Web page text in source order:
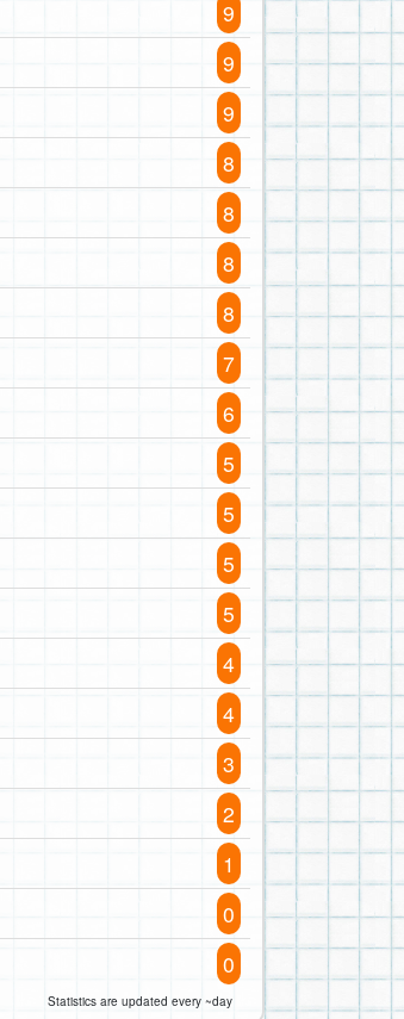
9
9
9
8
8
8
8
7
6
5
5
5
5
4
4
3
2
1
0
0
Statistics are updated every ~day